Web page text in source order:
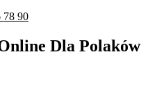
78 90
Dla Polaków